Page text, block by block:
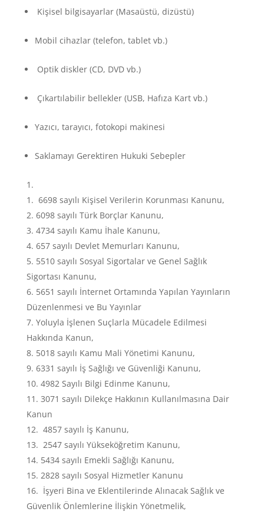
Kişisel bilgisayarlar (Masaüstü, dizüstü)
Mobil cihazlar (telefon, tablet vb.)
Optik diskler (CD, DVD vb.)
Çıkartılabilir bellekler (USB, Hafıza Kart vb.)
Yazıcı, tarayıcı, fotokopi makinesi
Saklamayı Gerektiren Hukuki Sebepler
6698 sayılı Kişisel Verilerin Korunması Kanunu,
6098 sayılı Türk Borçlar Kanunu,
4734 sayılı Kamu İhale Kanunu,
657 sayılı Devlet Memurları Kanunu,
5510 sayılı Sosyal Sigortalar ve Genel Sağlık
Sigortası Kanunu,
5651 sayılı İnternet Ortamında Yapılan Yayınların
Düzenlenmesi ve Bu Yayınlar
Yoluyla İşlenen Suçlarla Mücadele Edilmesi
Hakkında Kanun,
5018 sayılı Kamu Mali Yönetimi Kanunu,
6331 sayılı İş Sağlığı ve Güvenliği Kanunu,
4982 Sayılı Bilgi Edinme Kanunu,
3071 sayılı Dilekçe Hakkının Kullanılmasına Dair
Kanun
4857 sayılı İş Kanunu,
2547 sayılı Yükseköğretim Kanunu,
5434 sayılı Emekli Sağlığı Kanunu,
2828 sayılı Sosyal Hizmetler Kanunu
İşyeri Bina ve Eklentilerinde Alınacak Sağlık ve
Güvenlik Önlemlerine İlişkin Yönetmelik,